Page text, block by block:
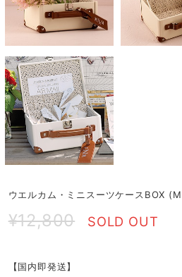
ウエルカム・ミニスーツケースBOX
¥12,800 SOLD OUT
【国内即発送】